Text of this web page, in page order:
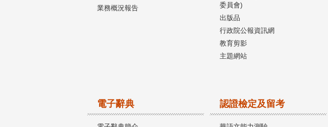
業務概況報告
委員會)
出版品
行政院公報資訊網
教育剪影
主題網站
電子辭典 認證檢定及留考